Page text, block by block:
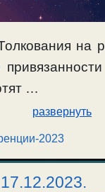
на
…
развернуть
2023